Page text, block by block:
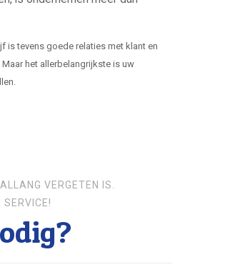
is tevens goede relaties met klant en
het allerbelangrijkste is uw
VERGETEN IS.